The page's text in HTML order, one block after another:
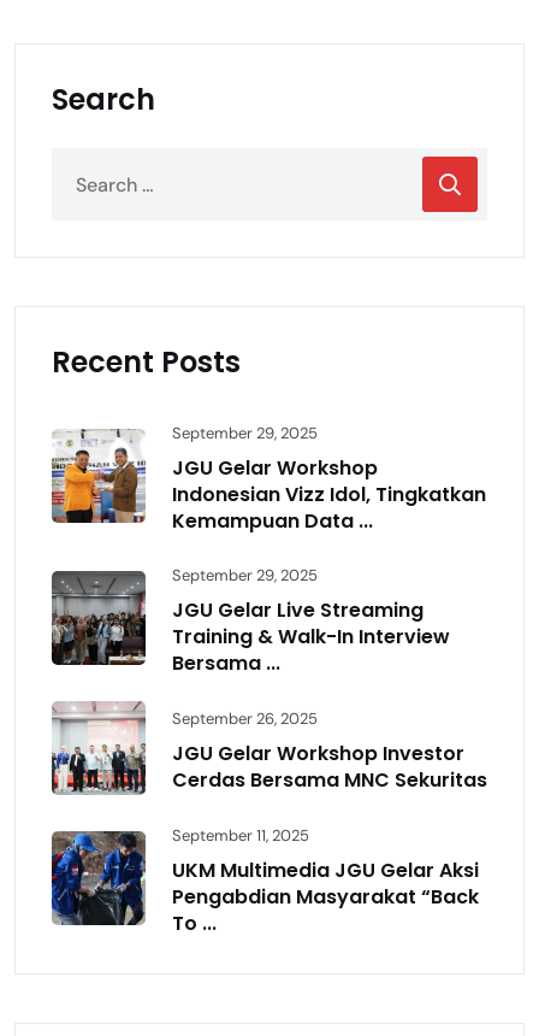
Search
Recent Posts
September 29, 2025
JGU Gelar Workshop
Indonesian Vizz Idol, Tingkatkan
Kemampuan Data ...
September 29, 2025
JGU Gelar Live Streaming
Training & Walk-In Interview
Bersama ...
September 26, 2025
JGU Gelar Workshop Investor
Cerdas Bersama MNC Sekuritas
September 11, 2025
UKM Multimedia JGU Gelar Aksi
Pengabdian Masyarakat “Back
To ...